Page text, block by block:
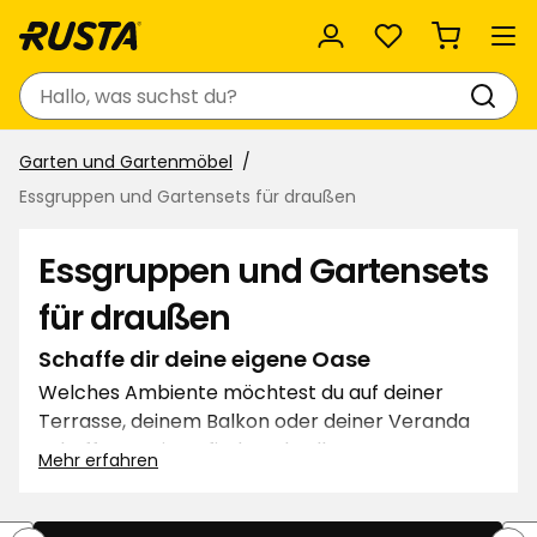
Favoriten
Suchen
Garten und Gartenmöbel
Essgruppen und Gartensets für draußen
Essgruppen und Gartensets
für draußen
Schaffe dir deine eigene Oase
Welches Ambiente möchtest du auf deiner
Terrasse, deinem Balkon oder deiner Veranda
schaffen? Bei uns findest du alles – von
Mehr erfahren